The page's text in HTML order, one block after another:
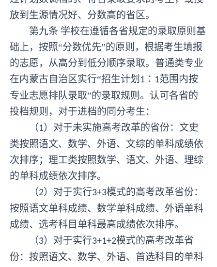
放到生源情况好、分数高的省区。
第九条 学校在遵循各省规定的录取原则基
础上，按照“分数优先”的原则，根据考生填报
的志愿，从高分到低分顺序录取。普通类专业
在内蒙古自治区实行“招生计划 1 ∶ 1范围内按
专业志愿排队录取”的录取规则。认可各省的
投档规则，对于进档的同分考生：
（ 1）对于未实施高考改革的省份：文史
类按照语文、数学、外语、文综的单科成绩依
次排序；理工类按照数学、语文、外语、理综
的单科成绩依次排序。
（2）对于实行3+3模式的高考改革省份：
按照语文单科成绩、数学单科成绩、外语单科
成绩、选考科目单科最高成绩依次排序。
（3）对于实行3+1+2模式的高考改革省
份：按照语文、数学、外语、首选科目的单科